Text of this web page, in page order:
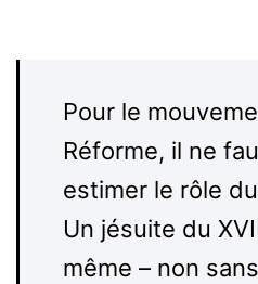
Pour le
Réforme, il ne
estimer le rôle
Un jésuite du
même – non